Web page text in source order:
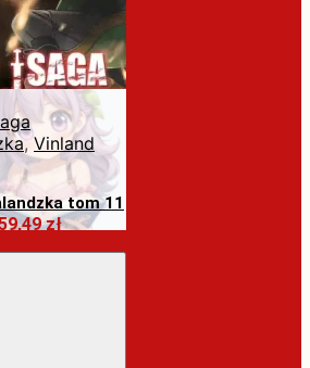
, Vinland
tom 11
złAktualna